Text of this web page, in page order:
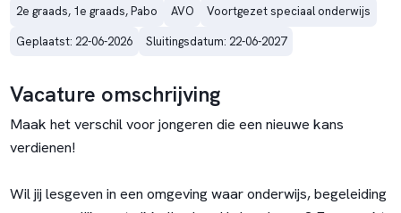
2e graads, 1e graads, Pabo
AVO
Voortgezet speciaal onderwijs
Geplaatst: 22-06-2026
Sluitingsdatum: 22-06-2027
Vacature omschrijving
Maak het verschil voor jongeren die een nieuwe kans
verdienen!
Wil jij lesgeven in een omgeving waar onderwijs, begeleiding